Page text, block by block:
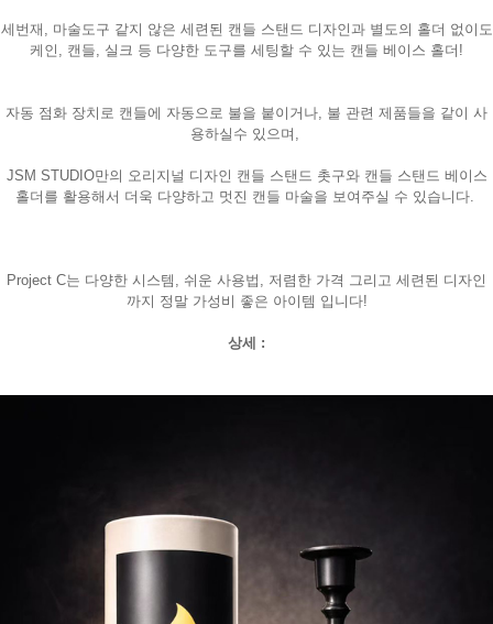
세번재, 마술도구 같지 않은 세련된 캔들 스탠드 디자인과 별도의 홀더 없이도
케인, 캔들, 실크 등 다양한 도구를 세팅할 수 있는 캔들 베이스 홀더!
자동 점화 장치로 캔들에 자동으로 불을 붙이거나, 불 관련 제품들을 같이 사
용하실수 있으며,
JSM STUDIO만의 오리지널 디자인 캔들 스탠드 촛구와 캔들 스탠드 베이스
홀더를 활용해서 더욱 다양하고 멋진 캔들 마술을 보여주실 수 있습니다.
Project C는 다양한 시스템, 쉬운 사용법, 저렴한 가격 그리고 세련된 디자인
까지 정말 가성비 좋은 아이템 입니다!
상세 :